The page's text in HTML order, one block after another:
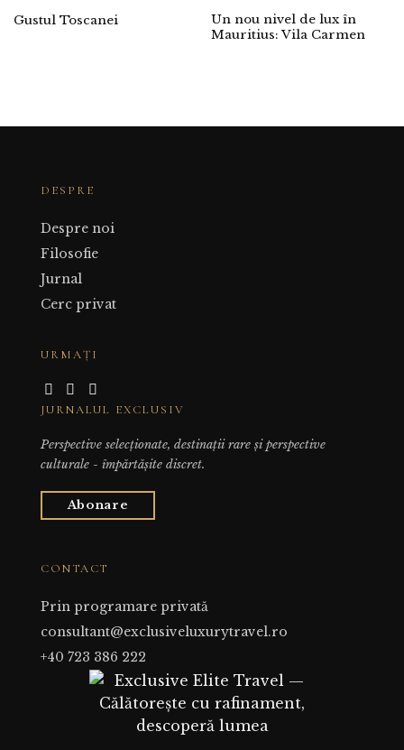
Gustul Toscanei
Un nou nivel de lux în
Mauritius: Vila Carmen
DESPRE
Despre noi
Filosofie
Jurnal
Cerc privat
URMAȚI
JURNALUL EXCLUSIV
Perspective selecționate, destinații rare și perspective
culturale - împărtășite discret.
Abonare
CONTACT
Prin programare privată
consultant@exclusiveluxurytravel.ro
+40 723 386 222